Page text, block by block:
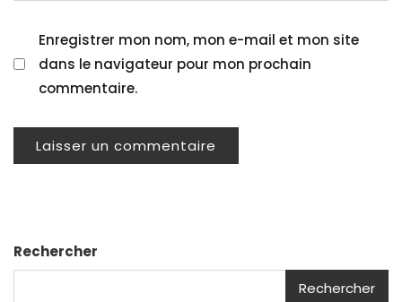
Enregistrer mon nom, mon e-mail et mon site
dans le navigateur pour mon prochain
commentaire.
Rechercher
Rechercher